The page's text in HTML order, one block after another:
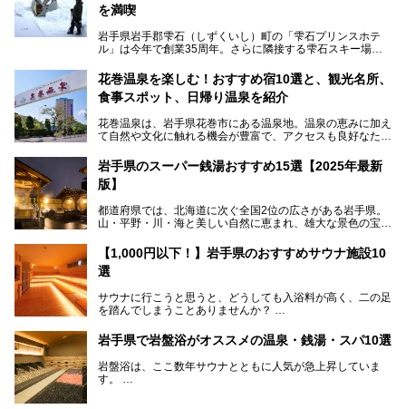
を満喫
岩手県岩手郡雫石（しずくいし）町の「雫石プリンスホテ
ル」は今年で創業35周年。さらに隣接する雫石スキー場は
の後"）の充実をはかり、テーマをSNOW（雪）＋NOVA
（新星）で「SNØVA（スノーヴァ）」としました！
喫できるパウダースノーの雫石。というわけで、「雫石プリ
ンスホテル」にお出かけして楽しめるアクティビティや温泉
───
提供元：株式会社西武・プリンスホテルズワールドワイド
この記事は雫石プリンスホテルのPR記事です。
花巻温泉を楽しむ！おすすめ宿10選と、観光名所、
食事スポット、日帰り温泉を紹介
花巻温泉は、岩手県花巻市にある温泉地。温泉の恵みに加え
て自然や文化に触れる機会が豊富で、アクセスも良好なた
この記事では、花巻温泉の魅力、おすすめの宿・注目すべき
観光スポット・味わい深い食事処・気軽に立ち寄れる日帰り
花巻温泉での日常を忘れられる特別な体験を通じて、いつも
岩手県のスーパー銭湯おすすめ15選【2025年最新
版】
都道府県では、北海道に次ぐ全国2位の広さがある岩手県。
山・平野・川・海と美しい自然に恵まれ、雄大な景色の宝庫
三陸の魚介類などの岩手グルメは全国に知られていますね。
大自然に囲まれた岩手県には、温泉が多く湧き出していま
す。今回は、岩手県でおすすめのスーパー銭湯をご紹介しま
【1,000円以下！】岩手県のおすすめサウナ施設10
選
サウナに行こうと思うと、どうしても入浴料が高く、二の足
を踏んでしまうことありませんか？
そこで値段を抑えた格安でお風呂とサウナを満喫できる充実
の施設を紹介します！
サクッと、月何回もサウナを楽しみたい人にとってはピッタ
リの場所ばかりなんですよ。
岩手県で岩盤浴がオススメの温泉・銭湯・スパ10選
岩盤浴は、ここ数年サウナとともに人気が急上昇していま
す。